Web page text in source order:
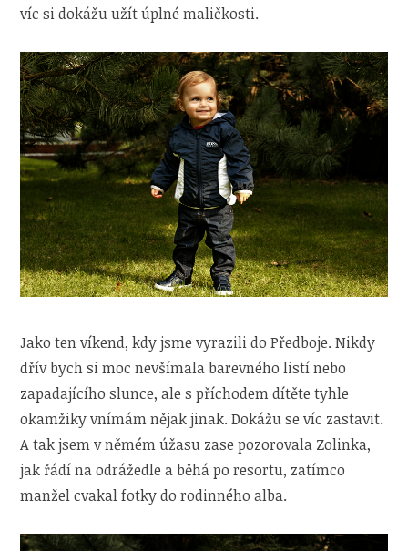
víc si dokážu užít úplné maličkosti.
Jako ten víkend, kdy jsme vyrazili do Předboje. Nikdy
dřív bych si moc nevšímala barevného listí nebo
zapadajícího slunce, ale s příchodem dítěte tyhle
okamžiky vnímám nějak jinak. Dokážu se víc zastavit.
A tak jsem v němém úžasu zase pozorovala Zolinka,
jak řádí na odrážedle a běhá po resortu, zatímco
manžel cvakal fotky do rodinného alba.